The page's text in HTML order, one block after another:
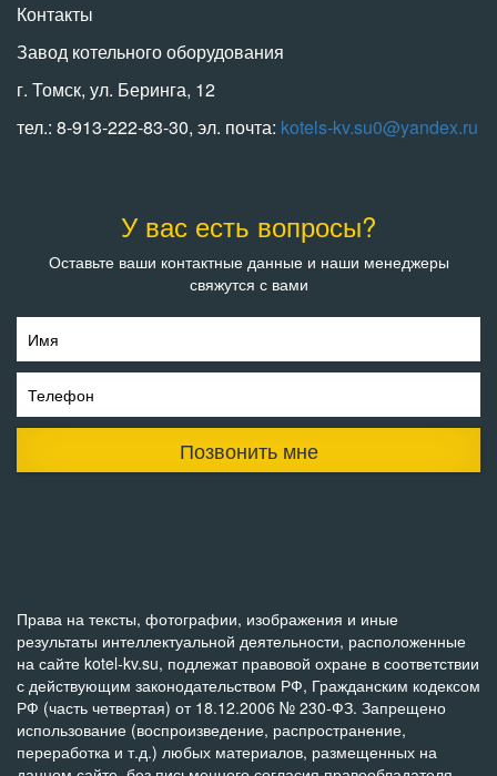
Контакты
Завод котельного оборудования
г. Томск, ул. Беринга, 12
тел.: 8-913-222-83-30, эл. почта: kotels-kv.su0@yandex.ru
У вас есть вопросы?
Оставьте ваши контактные данные и наши менеджеры
свяжутся с вами
Имя
Телефон
Позвонить мне
Права на тексты, фотографии, изображения и иные
результаты интеллектуальной деятельности, расположенные
на сайте kotel-kv.su, подлежат правовой охране в соответствии
с действующим законодательством РФ, Гражданским кодексом
РФ (часть четвертая) от 18.12.2006 № 230-ФЗ. Запрещено
использование (воспроизведение, распространение,
переработка и т.д.) любых материалов, размещенных на